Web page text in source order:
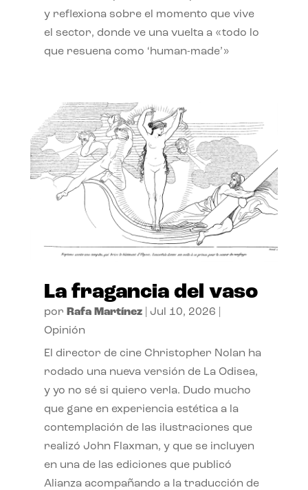
y reflexiona sobre el momento que vive
el sector, donde ve una vuelta a «todo lo
que resuena como ‘human-made’»
La fragancia del vaso
por Rafa Martínez| Jul 10, 2026
Opinión
El director de cine Christopher Nolan ha
rodado una nueva versión de La Odisea,
y yo no sé si quiero verla. Dudo mucho
que gane en experiencia estética a la
contemplación de las ilustraciones que
realizó John Flaxman, y que se incluyen
en una de las ediciones que publicó
Alianza acompañando a la traducción de